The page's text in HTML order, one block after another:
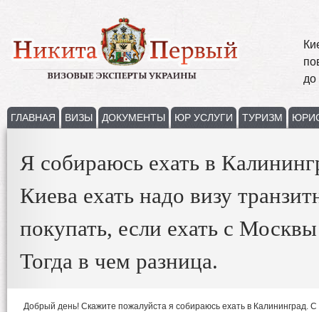
до
ГЛАВНАЯ ВИЗЫ ДОКУМЕНТЫ ЮР УСЛУГИ ТУРИЗМ
Я собираюсь ехать в
Киева ехать надо визу
покупать, если ехать с
Тогда в чем разница.
Добрый день! Скажите пожалуйста я собираюсь ехать в Калининград. С